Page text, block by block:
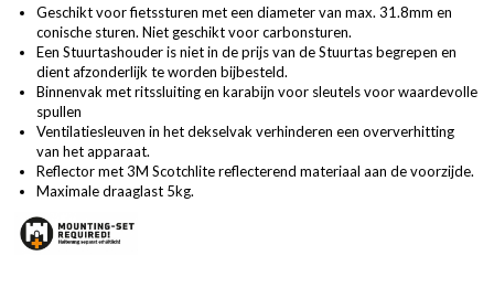
Geschikt voor fietssturen met een diameter van max. 31.8mm en
conische sturen. Niet geschikt voor carbonsturen.
Een Stuurtashouder is niet in de prijs van de Stuurtas begrepen en
dient afzonderlijk te worden bijbesteld.
Binnenvak met ritssluiting en karabijn voor sleutels voor waardevolle
spullen
Ventilatiesleuven in het dekselvak verhinderen een oververhitting
van het apparaat.
Reflector met 3M Scotchlite reflecterend materiaal aan de voorzijde.
Maximale draaglast 5kg.